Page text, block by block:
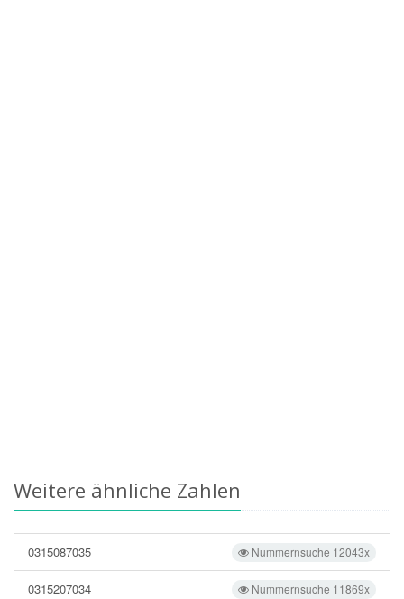
Weitere ähnliche Zahlen
Nummernsuche 12043x
0315087035
Nummernsuche 11869x
0315207034